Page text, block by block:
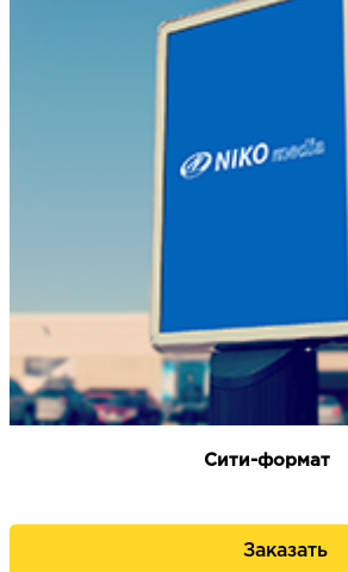
Сити-формат
Заказать